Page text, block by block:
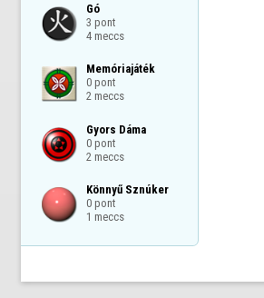
Gó
3 pont
4 meccs
Memóriajáték
0 pont
2 meccs
Gyors Dáma
0 pont
2 meccs
Könnyű Sznúker
0 pont
1 meccs